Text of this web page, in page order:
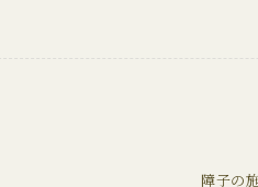
障子の